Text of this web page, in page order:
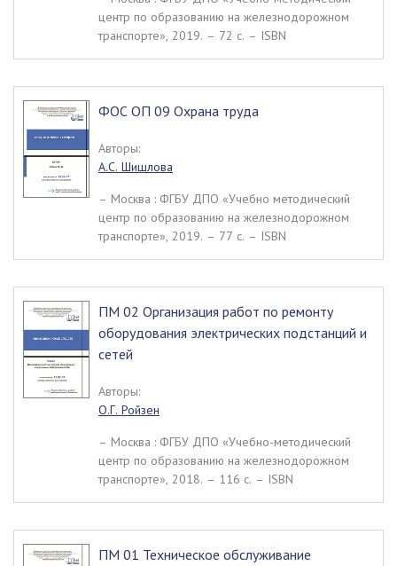
центр по образованию на железнодорожном
транспорте», 2019. – 72 c. – ISBN
ФОС ОП 09 Охрана труда
Авторы:
А.С. Шишлова
– Москва : ФГБУ ДПО «Учебно методический
центр по образованию на железнодорожном
транспорте», 2019. – 77 c. – ISBN
ПМ 02 Организация работ по ремонту
оборудования электрических подстанций и
сетей
Авторы:
О.Г. Ройзен
– Москва : ФГБУ ДПО «Учебно-методический
центр по образованию на железнодорожном
транспорте», 2018. – 116 c. – ISBN
ПМ 01 Техническое обслуживание